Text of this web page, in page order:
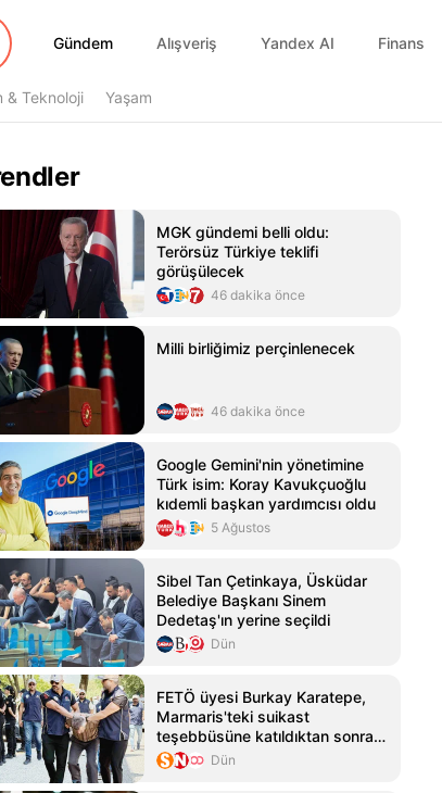
Gündem
Gündem Alışveriş Yandex AI Finans
& Teknoloji Yaşam
4 sabah.com.tr
MGK gündemi belli oldu:
Terörsüz Türkiye teklifi
görüşülecek
46 dakika önce
Milli birliğimiz perçinlenecek
46 dakika önce
Google Gemini'nin yönetimine
Türk isim: Koray Kavukçuoğlu
kıdemli başkan yardımcısı oldu
5 Ağustos
Sibel Tan Çetinkaya, Üsküdar
Belediye Başkanı Sinem
Dedetaş'ın yerine seçildi
Dün
FETÖ üyesi Burkay Karatepe,
Marmaris'teki suikast
teşebbüsüne katıldıktan sonra
yakalandıDün